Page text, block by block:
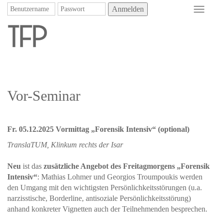
Anmelden
Vor-Seminar
Fr. 05.12.2025 Vormittag „Forensik Intensiv“ (optional)
TranslaTUM, Klinkum rechts der Isar
Neu ist das zusätzliche Angebot des Freitagmorgens „Forensik
Intensiv“: Mathias Lohmer und Georgios Troumpoukis werden
den Umgang mit den wichtigsten Persönlichkeitsstörungen (u.a.
narzisstische, Borderline, antisoziale Persönlichkeitsstörung)
anhand konkreter Vignetten auch der Teilnehmenden besprechen.